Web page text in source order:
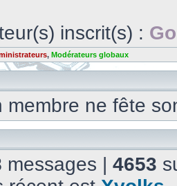
inscrit(s) :
, Modérateurs globaux
membre ne fête
messages | 4653